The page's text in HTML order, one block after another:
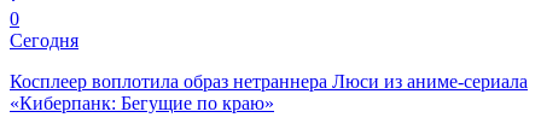
0
Сегодня
Косплеер воплотила образ нетраннера Люси из аниме-сериала
«Киберпанк: Бегущие по краю»